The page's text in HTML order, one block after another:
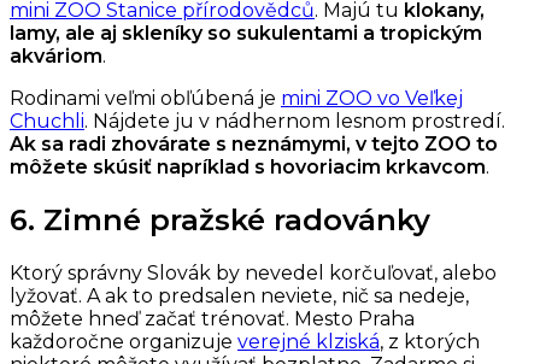
mini ZOO Stanice přírodovědců. Majú tu klokany,
lamy, ale aj skleníky so sukulentami a tropickým
akváriom.
Rodinami veľmi obľúbená je mini ZOO vo Veľkej
Chuchli. Nájdete ju v nádhernom lesnom prostredí.
Ak sa radi zhovárate s neznámymi, v tejto ZOO to
môžete skúsiť napríklad s hovoriacim krkavcom.
6. Zimné pražské radovánky
Ktorý správny Slovák by nevedel korčuľovať, alebo
lyžovať. A ak to predsalen neviete, nič sa nedeje,
môžete hneď začať trénovať. Mesto Praha
každoročne organizuje verejné klziská, z ktorých